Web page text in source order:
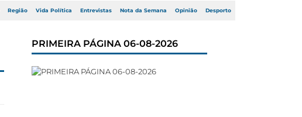
Região Vida Política Entrevistas Nota da Semana Opinião Desporto
PRIMEIRA PÁGINA 06-08-2026